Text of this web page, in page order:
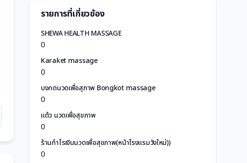
รายการที่เกี่ยวข้อง
SHEWA HEALTH MASSAGE
0
Karaket massage
0
บงกตนวดเพื่อสุภาพ Bongkot massage
0
แต้ว นวดเพื่อสุขภาพ
0
ร้านกำไรเงินนวดเพื่อสุขภาพ(หน้าโรงแรมวังใหม่))
0